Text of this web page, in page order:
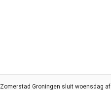
Zomerstad Groningen sluit woensdag af